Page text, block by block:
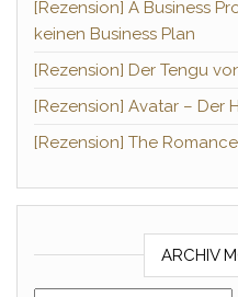
[Rezension] A Business
keinen Business Plan
[Rezension] Der Tengu
[Rezension] Avatar – Der
[Rezension] The
ARCHIV